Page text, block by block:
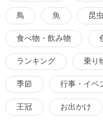
鳥 魚 昆虫
食べ物・飲み物
ランキング 乗り
季節 行事・イベ
王冠 お出かけ